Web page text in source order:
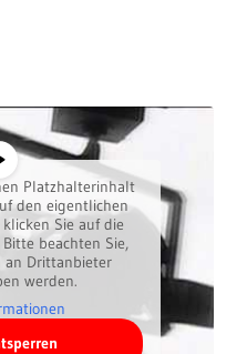
Platzhalterinhalt
den eigentlichen
Sie auf die
beachten Sie,
an Drittanbieter
werden.